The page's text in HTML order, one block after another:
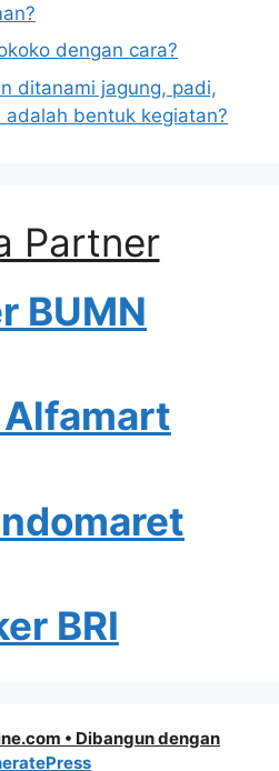
dengan cara?
ditanami jagung, padi,
bentuk kegiatan?
Partner
BUMN
BRI
• Dibangun dengan